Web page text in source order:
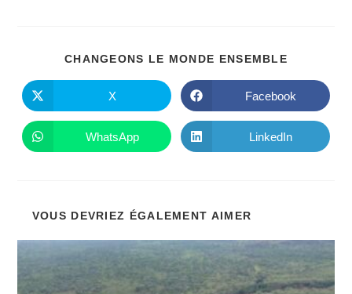
CHANGEONS LE MONDE ENSEMBLE
CONTENU
Ouvrir
dans
une
autre
fenêtre
X
Ouvrir
dans
une
autre
fenêtre
Facebook
Ouvrir
dans
WhatsApp
Ouvrir
dans
LinkedIn
VOUS DEVRIEZ ÉGALEMENT AIMER